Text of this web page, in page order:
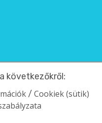
következőkről:
/ Cookiek (sütik)